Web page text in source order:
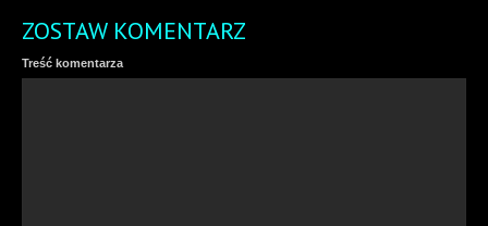
ZOSTAW KOMENTARZ
Treść komentarza